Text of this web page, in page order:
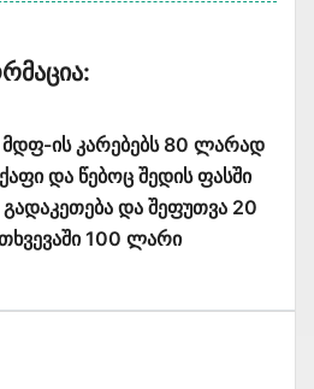
მდფ-ის კარებებს 80 ლარად
და წებოც შედის ფასში
გადაკეთება და შეფუთვა 20
100 ლარი